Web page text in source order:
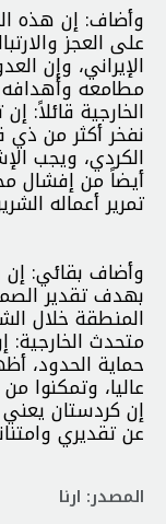
وأضاف: إن هذه
على العجز
الإيراني، وإن
مطامعه
الخارجیة قائلاً:
نفخر أكثر من ذي
الكردي، ويجب
أيضاً من إفشال
تمرير أعماله
وأضاف بقائي: إن
بهدف تقدير
المنطقة خلال
متحدث
حماية الحدود،
عاليا، وتمكنوا
إن كردستان یعني
عن تقديري
المصدر: ارنا